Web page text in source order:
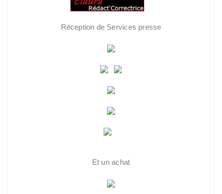
Réception de Services presse
Et un achat